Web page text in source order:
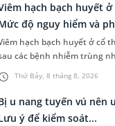
Thứ Bảy, 8 tháng 8, 2026
hạch bạch huyết ở
độ nguy hiểm và
hạch bạch huyết ở cổ
các bệnh nhiễm trùng
liên quan đến lao hạch hoặc
hiểu nguyên nhân gây viêm,...
u nang tuyến vú nên
ý để kiểm soát...